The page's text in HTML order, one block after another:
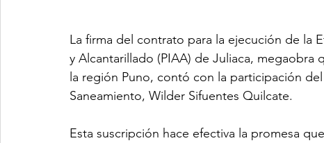
La firma del contrato para la ejecución de la
y Alcantarillado (PIAA) de Juliaca, megaobra
la región Puno, contó con la participación
Saneamiento, Wilder Sifuentes Quilcate.
Esta suscripción hace efectiva la promesa